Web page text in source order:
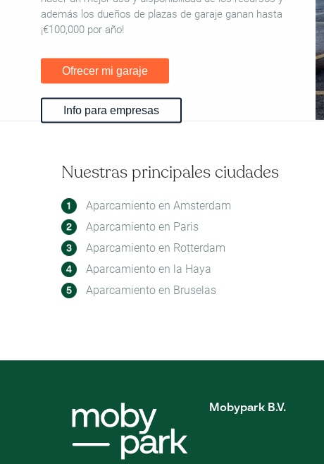
además los dueños de plazas de garaje ganan hasta
¡€100,000 por año!
Ofrecer mi garaje
Info para empresas
Nuestras principales ciudades
Aparcamiento en Amsterdam
Aparcamiento en Paris
Aparcamiento en Rotterdam
Aparcamiento en la Haya
Aparcamiento en Bruselas
Mobypark B.V.